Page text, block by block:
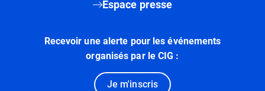
Espace presse
Recevoir une alerte pour les événements
organisés par le CIG :
Je m'inscris